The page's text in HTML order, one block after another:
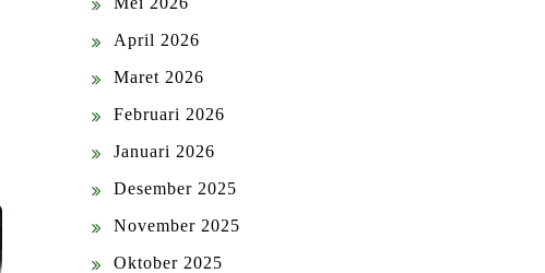
April 2026
Maret 2026
Februari 2026
Januari 2026
Desember 2025
November 2025
Oktober 2025